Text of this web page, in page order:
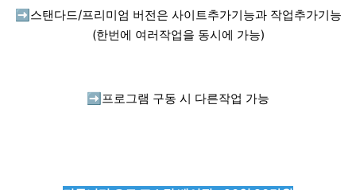
➡️ 스탠다드/프리미엄 버전은 사이트추가기능과 작업추가기능
(한번에 여러작업을 동시에 가능)
➡️ 프로그램 구동 시 다른작업 가능